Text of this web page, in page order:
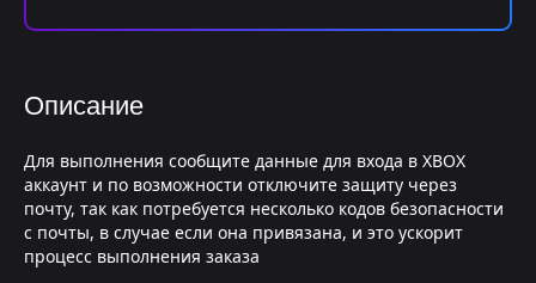
Описание
Для выполнения сообщите данные для входа в XBOX
аккаунт и по возможности отключите защиту через
почту, так как потребуется несколько кодов безопасности
с почты, в случае если она привязана, и это ускорит
процесс выполнения заказа